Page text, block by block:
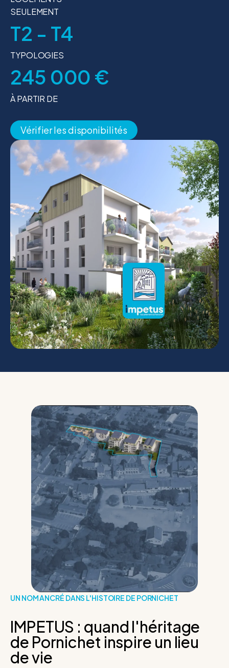
SEULEMENT
T2 - T4
TYPOLOGIES
245 000 €
À PARTIR DE
Vérifier les disponibilités
UN NOM ANCRÉ DANS L'HISTOIRE DE PORNICHET
IMPETUS : quand l'héritage
de Pornichet inspire un lieu
de vie